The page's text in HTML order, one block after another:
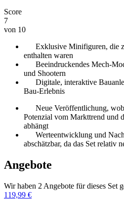
Score
7
von 10
Exklusive Minifiguren, die
enthalten waren
Beeindruckendes Mech-
und Shootern
Digitale, interaktive
Bau-Erlebnis
Neue Veröffentlichung,
Potenzial vom Markttrend und
abhängt
Werteentwicklung und
abschätzbar, da das Set relativ
Angebote
Wir haben 2 Angebote für dieses Set
119,99 €